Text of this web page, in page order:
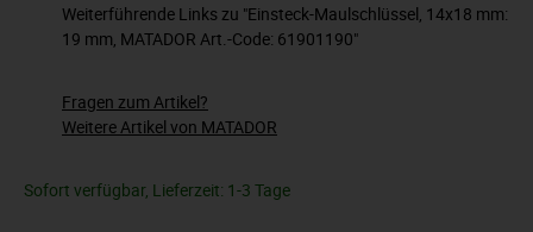
Weiterführende Links zu "Einsteck-Maulschlüssel, 14x18 mm:
19 mm, MATADOR Art.-Code: 61901190"
Fragen zum Artikel?
Weitere Artikel von MATADOR
Sofort verfügbar, Lieferzeit: 1-3 Tage